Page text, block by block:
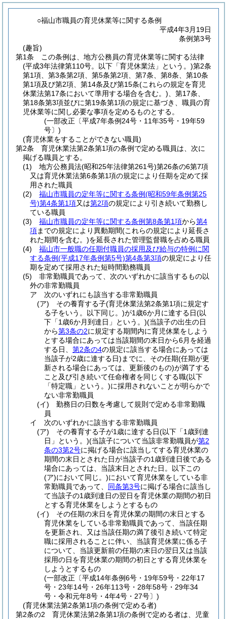
○福山市職員の育児休業等に関する条例
平成4年3月19日
条例第3号
(趣旨)
第1条
この条例は、地方公務員の育児休業等に関する法律
(平成3年法律第110号。以下「育児休業法」という。)第2条
第1項、第3条第2項、第5条第2項、第7条、第8条、第10条
第1項及び第2項、第14条及び第15条(これらの規定を育児
休業法第17条において準用する場合を含む。) 、第17条、
第18条第3項並びに第19条第1項の規定に基づき、職員の育
児休業等に関し必要な事項を定めるものとする。
(一部改正〔平成7年条例24号・11年35号・19年59
号〕)
(育児休業をすることができない職員)
第2条
育児休業法第2条第1項の条例で定める職員は、次に
掲げる職員とする。
(1)
地方公務員法(昭和25年法律第261号)第26条の6第7項
又は育児休業法第6条第1項の規定により任期を定めて採
用された職員
(2)
福山市職員の定年等に関する条例(昭和59年条例第25
号)第4条第1項又は第2項の規定により引き続いて勤務し
ている職員
(3)
福山市職員の定年等に関する条例第8条第1項から第4
項までの規定により異動期間(これらの規定により延長さ
れた期間を含む。)を延長された管理監督職を占める職員
(4)
福山市一般職の任期付職員の採用及び給与の特例に関
する条例(平成17年条例第5号)第4条第3項の規定により任
期を定めて採用された短時間勤務職員
(5)
非常勤職員であって、次のいずれかに該当するもの以
外の非常勤職員
ア
次のいずれにも該当する非常勤職員
(ア)
その養育する子(育児休業法第2条第1項に規定す
る子をいう。以下同じ。)が1歳6か月に達する日(以
下「1歳6か月到達日」という。)(当該子の出生の日
から第3条の2に規定する期間内に育児休業をしよう
とする場合にあっては当該期間の末日から6月を経過
する日、第2条の4の規定に該当する場合にあっては
当該子が2歳に達する日) までに、その任期(任期が更
新される場合にあっては、更新後のもの)が満了する
こと及び引き続いて任命権者を同じくする職(以下
「特定職」という。)に採用されないことが明らかで
ない非常勤職員
(イ)
勤務日の日数を考慮して規則で定める非常勤職
員
イ
次のいずれかに該当する非常勤職員
(ア)
その養育する子が1歳に達する日(以下「1歳到達
日」という。)(当該子について当該非常勤職員が第2
条の3第2号に掲げる場合に該当してする育児休業の
期間の末日とされた日が当該子の1歳到達日後である
場合にあっては、当該末日とされた日。以下この
(ア)において同じ。)において育児休業をしている非
常勤職員であって、 同条第3号に掲げる場合に該当し
て当該子の1歳到達日の翌日を育児休業の期間の初日
とする育児休業をしようとするもの
(イ)
その任期の末日を育児休業の期間の末日とする
育児休業をしている非常勤職員であって、当該任期
を更新され、又は当該任期の満了後引き続いて特定
職に採用されることに伴い、当該育児休業に係る子
について、当該更新前の任期の末日の翌日又は当該
採用の日を育児休業の期間の初日とする育児休業を
しようとするもの
(一部改正〔平成14年条例6号・19年59号・22年17
号・23年14号・26年113号・28年58号・29年34
号・令和元年8号・4年4号・27号〕)
(育児休業法第2条第1項の条例で定める者)
第2条の2
育児休業法第2条第1項の条例で定める者は、児童